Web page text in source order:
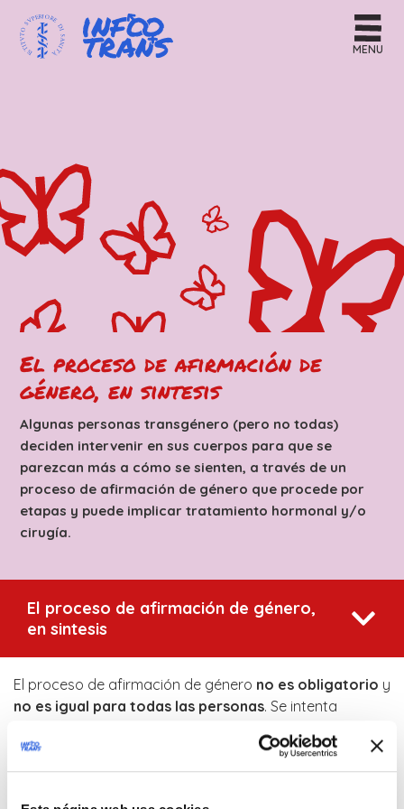
MENU
El proceso de afirmación de
género, en sintesis
Algunas personas transgénero (pero no todas)
deciden intervenir en sus cuerpos para que se
parezcan más a cómo se sienten, a través de un
proceso de afirmación de género que procede por
etapas y puede implicar tratamiento hormonal y/o
cirugía.
El proceso de afirmación de género,
en sintesis
El proceso de afirmación de género no es obligatorio y
no es igual para todas las personas. Se intenta
ejemplo, no todas las personas sienten la necesidad de
someterse a untratamiento quirúrgico. Antes de iniciar